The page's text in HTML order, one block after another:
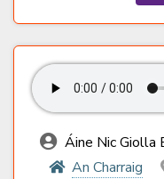
Áine Nic Giolla
An Charraig